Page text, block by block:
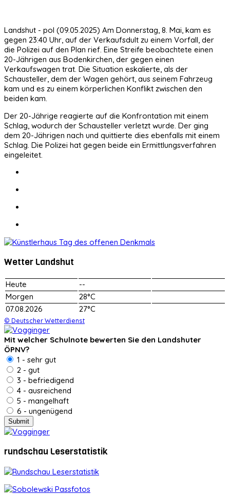
Landshut - pol (09.05.2025) Am Donnerstag, 8. Mai, kam es
gegen 23:40 Uhr, auf der Verkaufsdult zu einem Vorfall, der
die Polizei auf den Plan rief. Eine Streife beobachtete einen
20-Jährigen aus Bodenkirchen, der gegen einen
Verkaufswagen trat. Die Situation eskalierte, als der
Schausteller, dem der Wagen gehört, aus seinem Fahrzeug
kam und es zu einem körperlichen Konflikt zwischen den
beiden kam.
Der 20-Jährige reagierte auf die Konfrontation mit einem
Schlag, wodurch der Schausteller verletzt wurde. Der ging
dem 20-Jährigen nach und quittierte dies ebenfalls mit einem
Schlag. Die Polizei hat gegen beide ein Ermittlungsverfahren
eingeleitet.
Wetter Landshut
Heute
--
Morgen
28°C
07.08.2026
27°C
© Deutscher Wetterdienst
Mit welcher Schulnote bewerten Sie den Landshuter
ÖPNV?
1 - sehr gut
2 - gut
3 - befriedigend
4 - ausreichend
5 - mangelhaft
6 - ungenügend
rundschau Leserstatistik